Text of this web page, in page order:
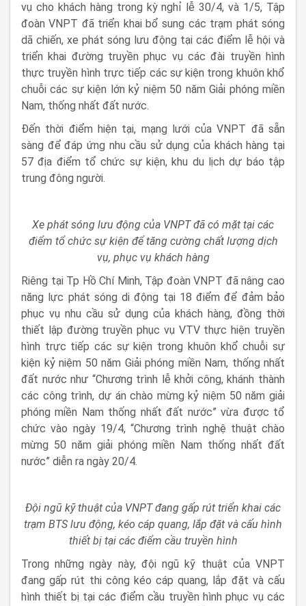
vụ cho khách hàng trong kỳ nghỉ lễ 30/4, và 1/5, Tập
đoàn VNPT đã triển khai bổ sung các trạm phát sóng
dã chiến, xe phát sóng lưu động tại các điểm lễ hội và
triển khai đường truyền phục vụ các đài truyền hình
thực truyền hình trực tiếp các sự kiện trong khuôn khổ
chuỗi các sự kiện lớn kỷ niệm 50 năm Giải phóng miền
Nam, thống nhất đất nước.
Đến thời điểm hiện tại, mạng lưới của VNPT đã sẵn
sàng để đáp ứng nhu cầu sử dụng của khách hàng tại
57 địa điểm tổ chức sự kiện, khu du lịch dự báo tập
trung đông người.
Xe phát sóng lưu động của VNPT đã có mặt tại các
điểm tổ chức sự kiện để tăng cường chất lượng dịch
vụ, phục vụ khách hàng
Riêng tại Tp Hồ Chí Minh, Tập đoàn VNPT đã nâng cao
năng lực phát sóng di động tại 18 điểm để đảm bảo
phục vụ nhu cầu sử dụng của khách hàng, đồng thời
thiết lập đường truyền phục vụ VTV thực hiện truyền
hình trực tiếp các sự kiện trong khuôn khổ chuỗi sự
kiện kỷ niệm 50 năm Giải phóng miền Nam, thống nhất
đất nước như “Chương trình lễ khởi công, khánh thành
các công trình, dự án chào mừng kỷ niệm 50 năm giải
phóng miền Nam thống nhất đất nước” vừa được tổ
chức vào ngày 19/4, “Chương trình nghệ thuật chào
mừng 50 năm giải phóng miền Nam thống nhất đất
nước” diễn ra ngày 20/4.
Đội ngũ kỹ thuật của VNPT đang gấp rút triển khai các
trạm BTS lưu động, kéo cáp quang, lắp đặt và cấu hình
thiết bị tại các điểm cầu truyền hình
Trong những ngày này, đội ngũ kỹ thuật của VNPT
đang gấp rút thi công kéo cáp quang, lắp đặt và cấu
hình thiết bị tại các điểm cầu truyền hình phục vụ các